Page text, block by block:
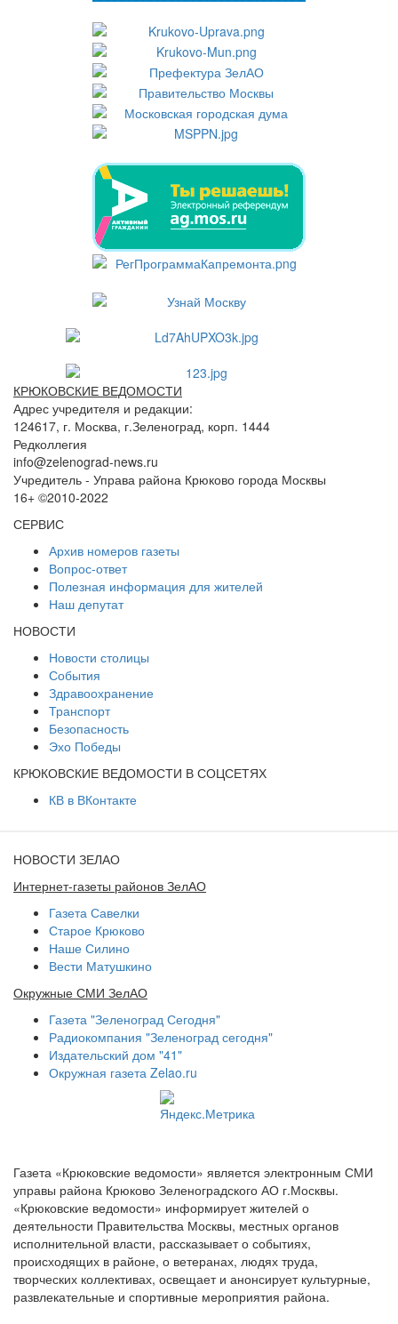
КРЮКОВСКИЕ ВЕДОМОСТИ
Адрес учредителя и редакции:
124617, г. Москва, г.Зеленоград, корп. 1444
Редколлегия
info@zelenograd-news.ru
Учредитель - Управа района Крюково города Москвы
16+ ©2010-2022
СЕРВИС
Архив номеров газеты
Вопрос-ответ
Полезная информация для жителей
Наш депутат
НОВОСТИ
Новости столицы
События
Здравоохранение
Транспорт
Безопасность
Эхо Победы
КРЮКОВСКИЕ ВЕДОМОСТИ В СОЦСЕТЯХ
КВ в ВКонтакте
НОВОСТИ ЗЕЛАО
Интернет-газеты районов ЗелАО
Газета Савелки
Старое Крюково
Наше Силино
Вести Матушкино
Окружные СМИ ЗелАО
Газета "Зеленоград Сегодня"
Радиокомпания "Зеленоград сегодня"
Издательский дом "41"
Окружная газета Zelao.ru
Газета «Крюковские ведомости» является электронным СМИ
управы района Крюково Зеленоградского АО г.Москвы.
«Крюковские ведомости» информирует жителей о
деятельности Правительства Москвы, местных органов
исполнительной власти, рассказывает о событиях,
происходящих в районе, о ветеранах, людях труда,
творческих коллективах, освещает и анонсирует культурные,
развлекательные и спортивные мероприятия района.